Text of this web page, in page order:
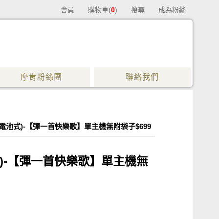
會員 購物車(0) 搜尋 成為粉絲
摩肯粉絲團 聯絡我們
池式)-【彈一首快樂歌】單主機無附袋子$699
【彈一首快樂歌】單主機無